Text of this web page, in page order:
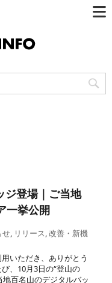
ジ登場｜ご当地
一挙公開
せ, リリース,改善・新機
いただき、ありがとう
、10月3日の“登山の
地百名山のデジタルバッ